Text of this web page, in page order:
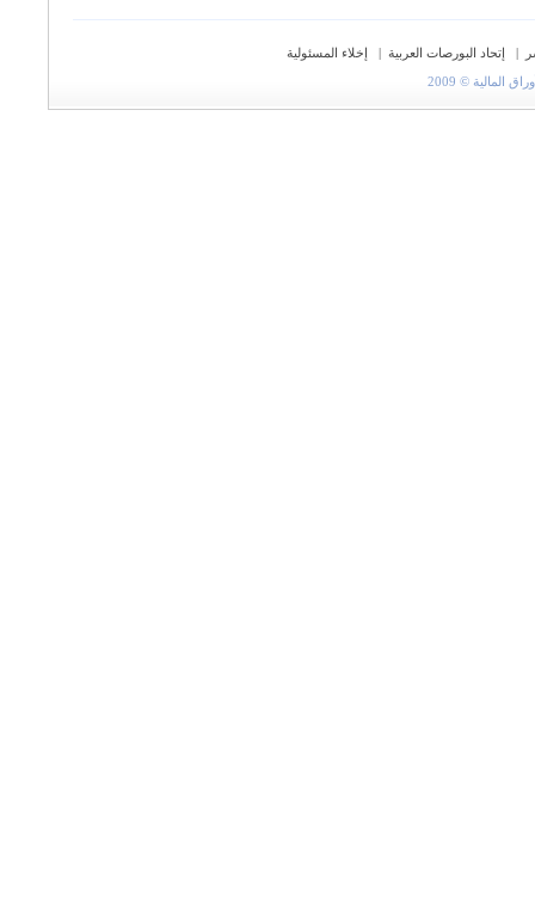
| إتحاد البورصات العربية |
إخلاء المسئولية
© 2009